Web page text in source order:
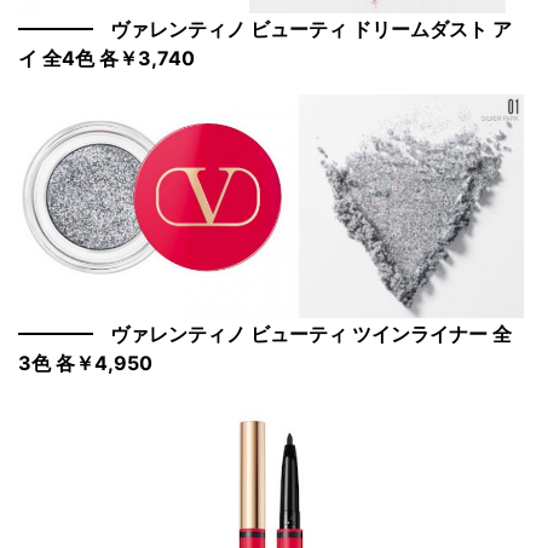
ヴァレンティノ ビューティ ドリームダスト ア
イ 全4色 各￥3,740
ヴァレンティノ ビューティ ツインライナー 全
3色 各￥4,950